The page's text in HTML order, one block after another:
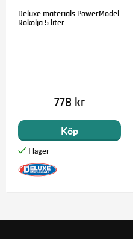
Deluxe materials PowerModel
Rökolja 5 liter
778 kr
Köp